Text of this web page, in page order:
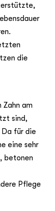
die
Zahn am
sind,
Da für die
eine sehr
betonen
Pflege